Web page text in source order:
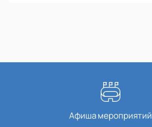
Афиша мероприятий